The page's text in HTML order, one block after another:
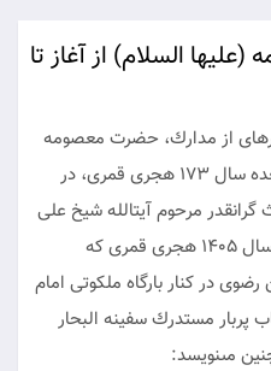
السلام) از آغاز تا
از مدارك، حضرت معصومه
(عليها السلام) در روز اول ماه ذيقعده سال 173 هجرى قمرى، در
مرحوم آيت‏الله شيخ على
نمازى (وفات يافته در دوم ذيحجه سال 1405 هجرى قمرى كه
در كنار بارگاه ملكوتى امام
پربار مستدرك سفينه البحار
مى‏نويسد: